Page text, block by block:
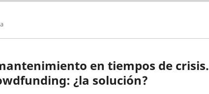
en tiempos de crisis.
¿la solución?